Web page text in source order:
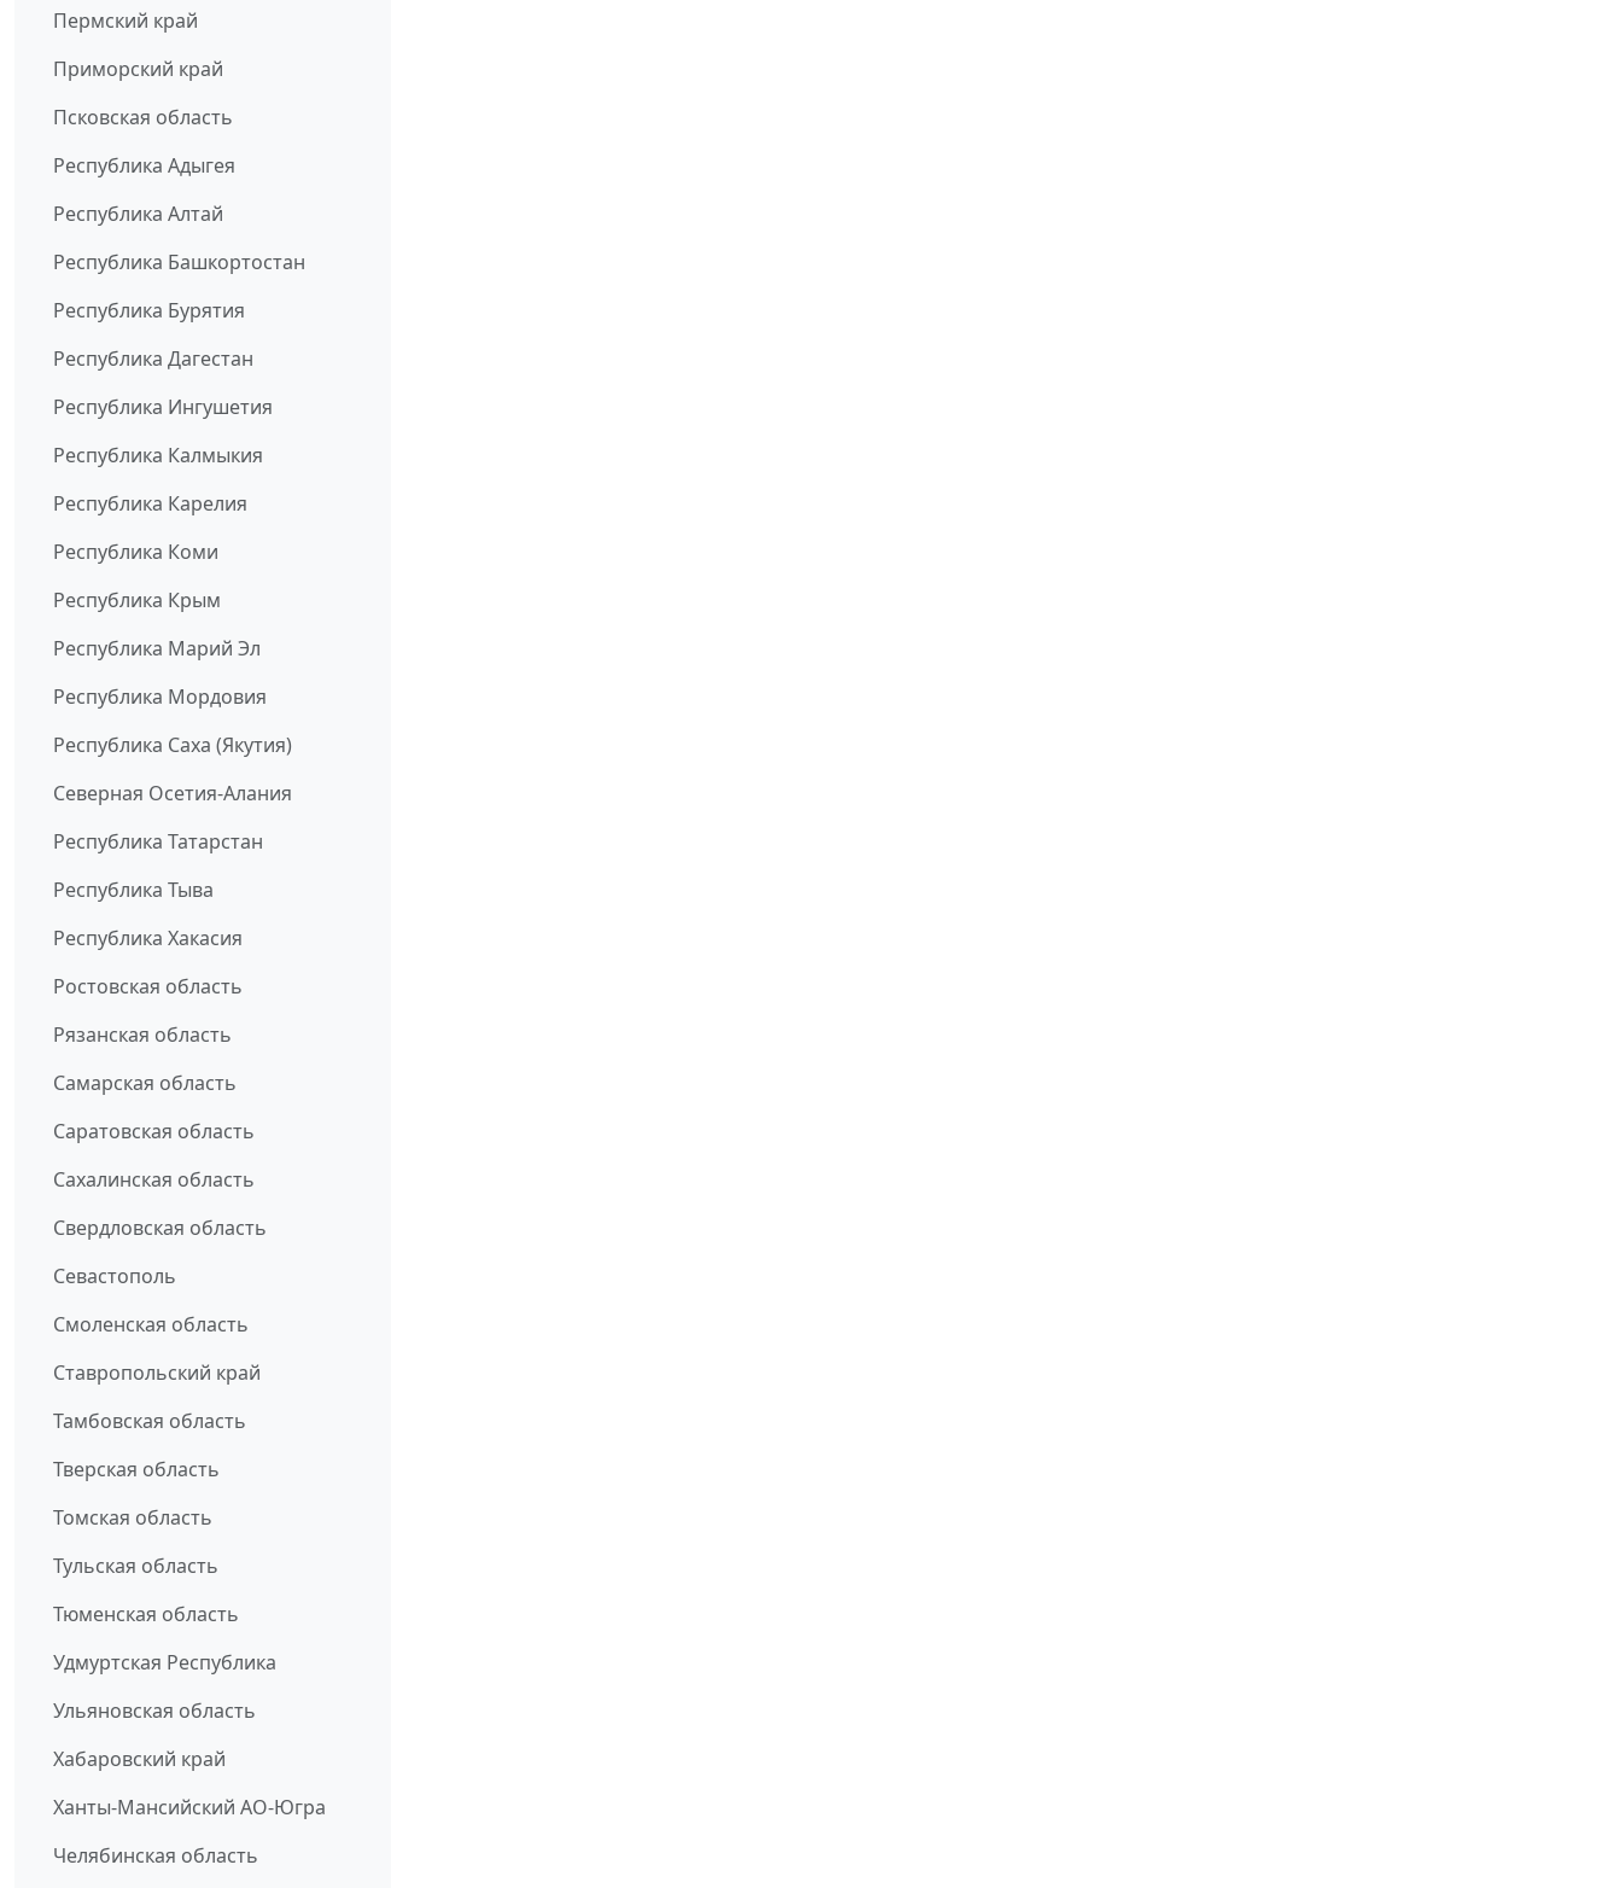
Пермский край
Приморский край
Псковская область
Республика Адыгея
Республика Алтай
Республика Башкортостан
Республика Бурятия
Республика Дагестан
Республика Ингушетия
Республика Калмыкия
Республика Карелия
Республика Коми
Республика Крым
Республика Марий Эл
Республика Мордовия
Республика Саха (Якутия)
Северная Осетия-Алания
Республика Татарстан
Республика Тыва
Республика Хакасия
Ростовская область
Рязанская область
Самарская область
Саратовская область
Сахалинская область
Свердловская область
Севастополь
Смоленская область
Ставропольский край
Тамбовская область
Тверская область
Томская область
Тульская область
Тюменская область
Удмуртская Республика
Ульяновская область
Хабаровский край
Ханты-Мансийский АО-Югра
Челябинская область